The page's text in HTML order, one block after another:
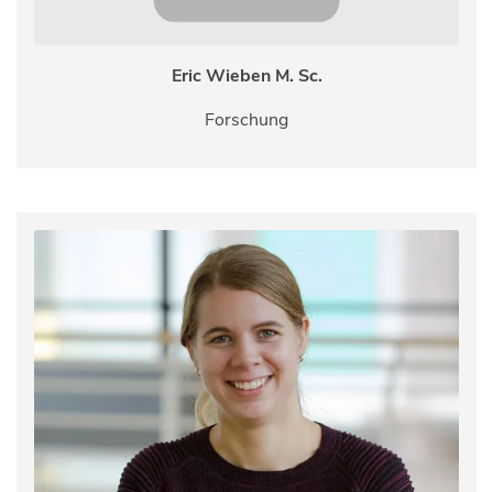
Eric Wieben M. Sc.
Forschung